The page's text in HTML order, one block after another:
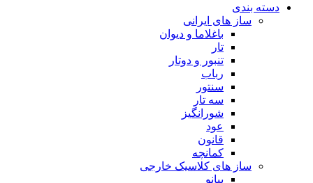
دسته بندی
ساز های ایرانی
باغلاما و دیوان
تار
تنبور و دوتار
رباب
سنتور
سه تار
شورانگیز
عود
قانون
کمانچه
ساز های کلاسیک خارجی
پیانو